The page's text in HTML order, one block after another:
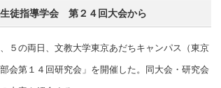
徒指導学会 第２４回大会から
５の両日、文教大学東京あだちキャンパス（東京
会第１４回研究会」を開催した。同大会・研究会